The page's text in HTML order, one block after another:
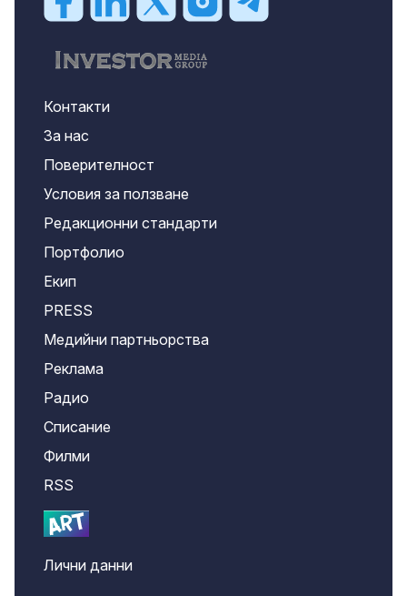
Контакти
За нас
Поверителност
Условия за ползване
Редакционни стандарти
Портфолио
Екип
PRESS
Медийни партньорства
Реклама
Радио
Списание
Филми
RSS
Лични данни